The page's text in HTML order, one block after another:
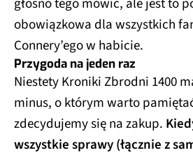
obowiązkowa dla wszystkich
Connery’ego w habicie.
Przygoda na jeden raz
Niestety Kroniki Zbrodni 1400
minus, o którym warto
zdecydujemy się na zakup.
wszystkie sprawy (łącznie z